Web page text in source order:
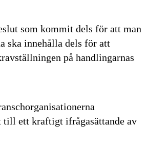
som kommit dels för att man
ska innehålla dels för att
på handlingarnas
till ett kraftigt ifrågasättande av